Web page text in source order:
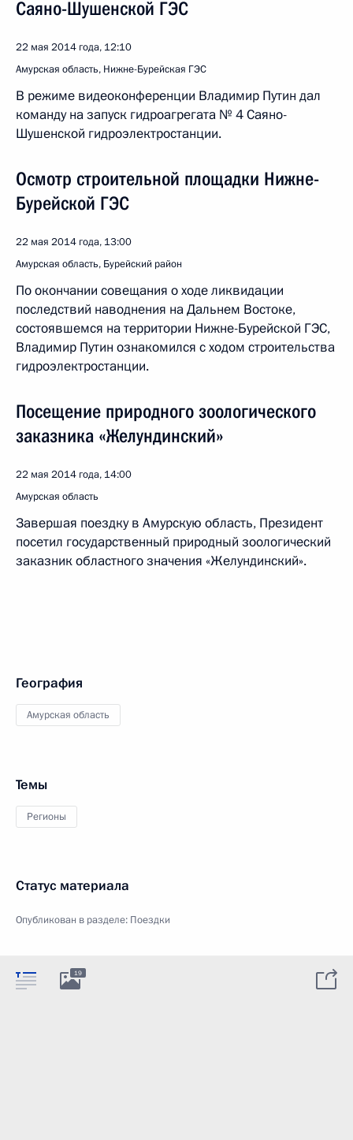
Саяно-Шушенской ГЭС
22 мая 2014 года, 12:10
Амурская область, Нижне-Бурейская ГЭС
В режиме видеоконференции Владимир Путин дал
команду на запуск гидроагрегата № 4 Саяно-
Шушенской гидроэлектростанции.
Осмотр строительной площадки Нижне-
Бурейской ГЭС
22 мая 2014 года, 13:00
Амурская область, Бурейский район
По окончании совещания о ходе ликвидации
последствий наводнения на Дальнем Востоке,
состоявшемся на территории Нижне-Бурейской ГЭС,
Владимир Путин ознакомился с ходом строительства
гидроэлектростанции.
Посещение природного зоологического
заказника «Желундинский»
22 мая 2014 года, 14:00
Амурская область
Завершая поездку в Амурскую область, Президент
посетил государственный природный зоологический
заказник областного значения «Желундинский».
География
Амурская область
Темы
Регионы
Статус материала
Опубликован в разделе: Поездки
19